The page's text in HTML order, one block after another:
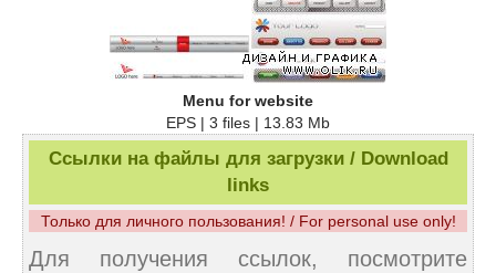
Menu for website
EPS | 3 files | 13.83 Mb
Ссылки на файлы для загрузки / Download
links
Только для личного пользования! / For personal use only!
Для получения ссылок, посмотрите